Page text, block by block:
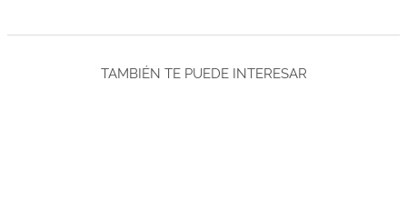
TAMBIÉN TE PUEDE INTERESAR